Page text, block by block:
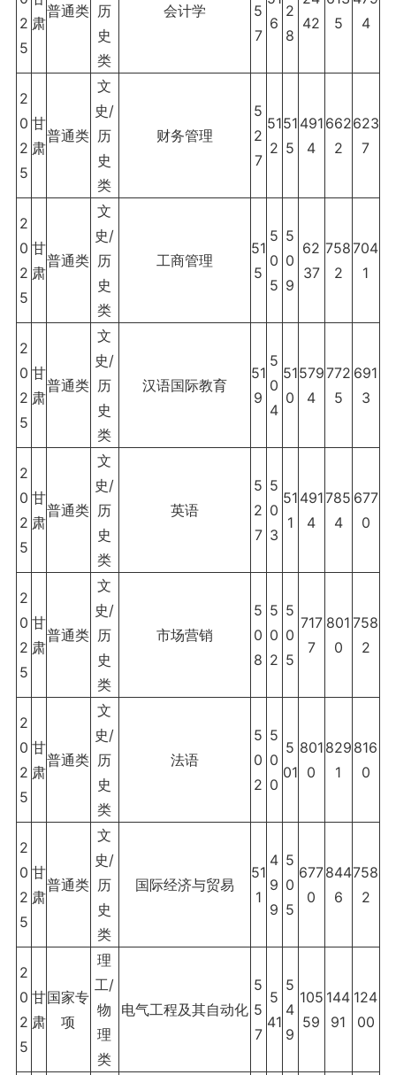
2
5
肃
普通类 历
史
类
会计学
5
7
6
2
8
42
5
4
2
0
2
5
甘
肃
普通类
文
史/
历
史
类
财务管理
5
2
7
51
2
51
5
491
4
662
2
623
7
2
0
2
5
甘
肃
普通类
文
史/
历
史
类
工商管理
51
5
5
0
5
5
0
9
62
37
758
2
704
1
2
0
2
5
甘
肃
普通类
文
史/
历
史
类
汉语国际教育
51
9
5
0
4
51
0
579
4
772
5
691
3
2
0
2
5
甘
肃
普通类
文
史/
历
史
类
英语
5
2
7
5
0
3
51
1
491
4
785
4
677
0
2
0
2
5
甘
肃
普通类
文
史/
历
史
类
市场营销
5
0
8
5
0
2
5
0
5
717
7
801
0
758
2
2
0
2
5
甘
肃
普通类
文
史/
历
史
类
法语
5
0
2
5
0
0
5
01
801
0
829
1
816
0
2
0
2
5
甘
肃
普通类
文
史/
历
史
类
国际经济与贸易
51
1
4
9
9
5
0
5
677
0
844
6
758
2
2
0
2
5
甘
肃
国家专
项
理
工/
物
理
类
电气工程及其自动化
5
5
7
5
41
5
4
9
105
59
144
91
124
00